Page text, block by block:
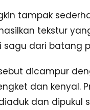
tampak
tekstur
dari batang
dicampur
dan kenyal.
dan dipukul